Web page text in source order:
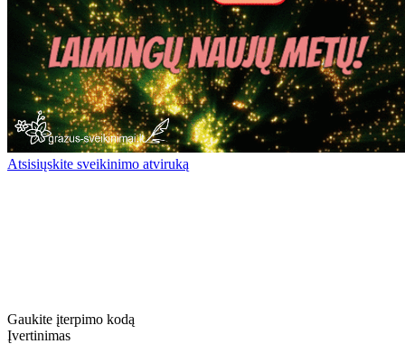
Atsisiųskite sveikinimo atviruką
Gaukite įterpimo kodą
Įvertinimas